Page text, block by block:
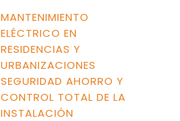
MANTENIMIENTO
ELÉCTRICO EN
RESIDENCIAS Y
URBANIZACIONES
SEGURIDAD AHORRO Y
CONTROL TOTAL DE LA
INSTALACIÓN